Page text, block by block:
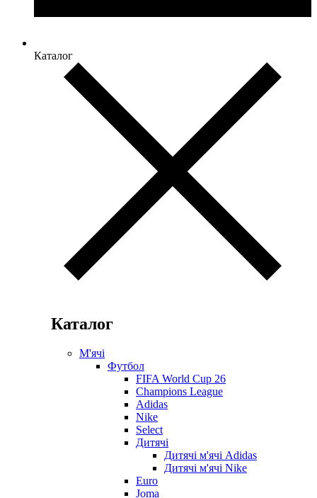
Каталог
Каталог
М'ячі
Футбол
FIFA World Cup 26
Champions League
Adidas
Nike
Select
Дитячі
Дитячі м'ячі Adidas
Дитячі м'ячі Nike
Euro
Joma